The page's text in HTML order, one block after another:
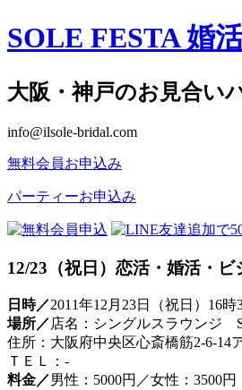
SOLE FESTA 婚
大阪・神戸のお見合い
info@ilsole-bridal.com
無料会員お申込み
パーティーお申込み
12/23（祝日）恋活・婚活・ビ
日時／2011年12月23日（祝日）16時
場所／店名：シングルスラウンジ
住所：大阪府中央区心斎橋筋2-6-14
ＴＥＬ：-
料金／男性：5000円／女性：3500円